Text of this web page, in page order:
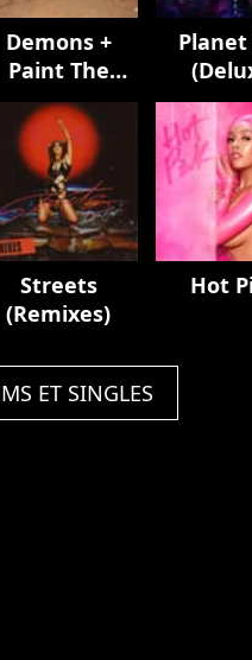
Demons +
Paint The
Town Red
Streets
(Remixes)
Hot
ET SINGLES